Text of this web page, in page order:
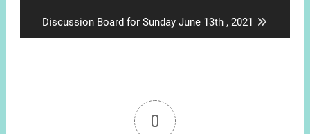
Next
post:
Discussion Board for Sunday June 13th , 2021
0